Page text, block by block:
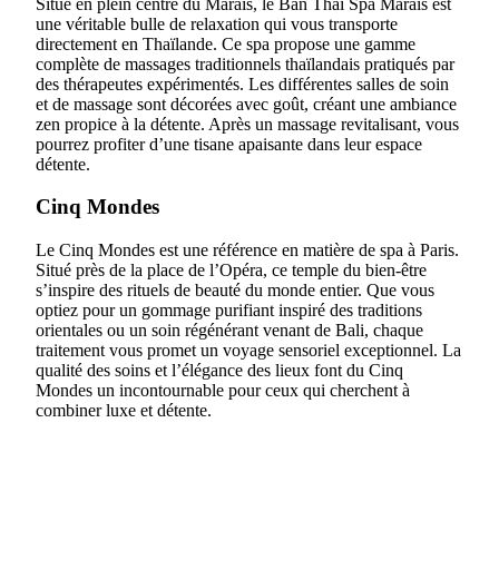
une véritable bulle de relaxation qui vous transporte
directement en Thaïlande. Ce spa propose une gamme
complète de massages traditionnels thaïlandais pratiqués par
des thérapeutes expérimentés. Les différentes salles de soin
et de massage sont décorées avec goût, créant une ambiance
zen propice à la détente. Après un massage revitalisant, vous
pourrez profiter d’une tisane apaisante dans leur espace
détente.
Cinq Mondes
Le Cinq Mondes est une référence en matière de spa à Paris.
Situé près de la place de l’Opéra, ce temple du bien-être
s’inspire des rituels de beauté du monde entier. Que vous
optiez pour un gommage purifiant inspiré des traditions
orientales ou un soin régénérant venant de Bali, chaque
traitement vous promet un voyage sensoriel exceptionnel. La
qualité des soins et l’élégance des lieux font du Cinq
Mondes un incontournable pour ceux qui cherchent à
combiner luxe et détente.